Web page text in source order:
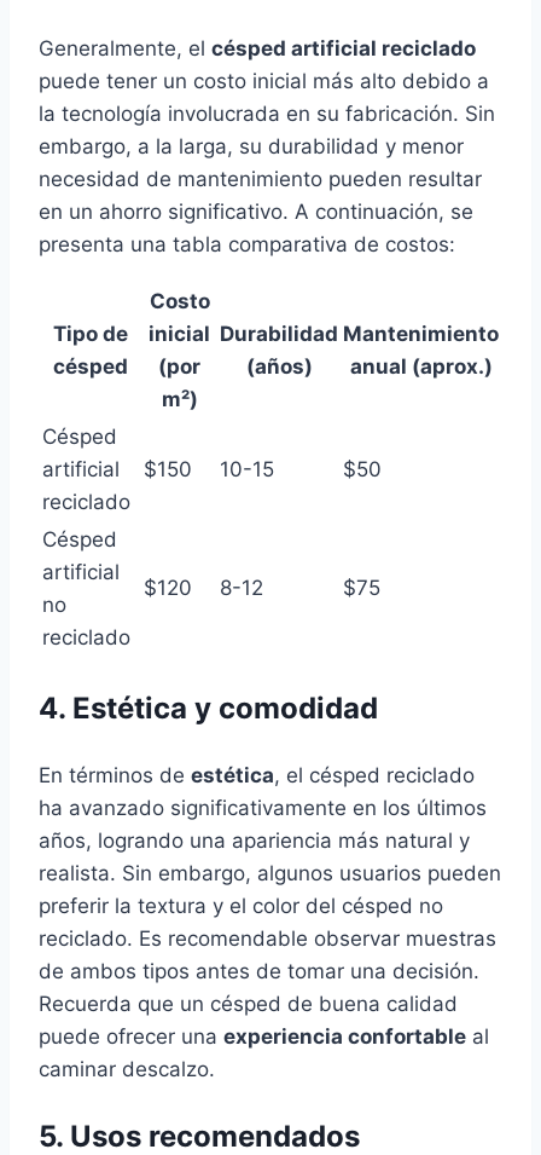
Generalmente, el césped artificial reciclado
puede tener un costo inicial más alto debido a
la tecnología involucrada en su fabricación. Sin
embargo, a la larga, su durabilidad y menor
necesidad de mantenimiento pueden resultar
en un ahorro significativo. A continuación, se
presenta una tabla comparativa de costos:
Tipo de
césped
Costo
inicial
(por
m²)
Durabilidad
(años)
Mantenimiento
anual (aprox.)
Césped
artificial
reciclado
$150 10-15 $50
Césped
artificial
no
reciclado
$120 8-12 $75
4. Estética y comodidad
En términos de estética, el césped reciclado
ha avanzado significativamente en los últimos
años, logrando una apariencia más natural y
realista. Sin embargo, algunos usuarios pueden
preferir la textura y el color del césped no
reciclado. Es recomendable observar muestras
de ambos tipos antes de tomar una decisión.
Recuerda que un césped de buena calidad
puede ofrecer una experiencia confortable al
caminar descalzo.
5. Usos recomendados